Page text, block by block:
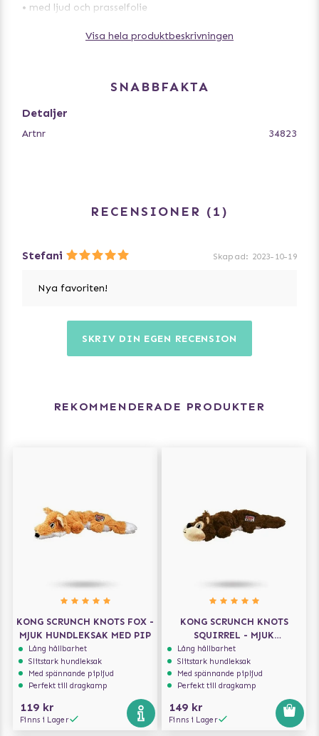
• med ljud och prasselfolie
Visa hela produktbeskrivningen
SNABBFAKTA
Detaljer
Artnr 34823
RECENSIONER 1
Stefani Skapad: 2023-10-19
Nya favoriten!
SKRIV DIN EGEN RECENSION
REKOMMENDERADE PRODUKTER
KONG SCRUNCH KNOTS FOX -
MJUK HUNDLEKSAK MED PIP
Lång hållbarhet
Slitstark hundleksak
Med spännande pipljud
Perfekt till dragkamp
119 kr
Finns i Lager
KONG SCRUNCH KNOTS
SQUIRREL - MJUK
HUNDLEKSAK MED PIP
Lång hållbarhet
Slitstark hundleksak
Med spännande pipljud
Perfekt till dragkamp
149 kr
Finns i Lager